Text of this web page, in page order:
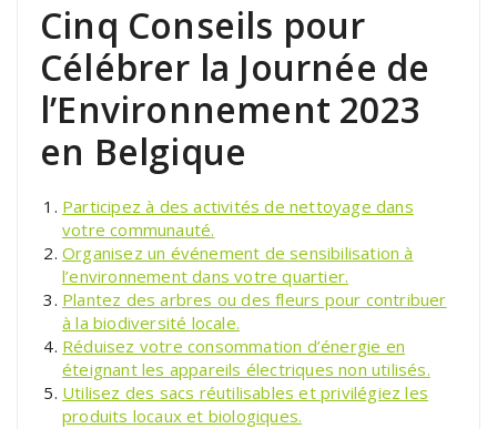
Cinq Conseils pour
Célébrer la Journée de
l’Environnement 2023
en Belgique
Participez à des activités de nettoyage dans
votre communauté.
Organisez un événement de sensibilisation à
l’environnement dans votre quartier.
Plantez des arbres ou des fleurs pour contribuer
à la biodiversité locale.
Réduisez votre consommation d’énergie en
éteignant les appareils électriques non utilisés.
Utilisez des sacs réutilisables et privilégiez les
produits locaux et biologiques.